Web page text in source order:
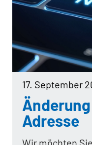
17. September
Adresse
Wir möchten